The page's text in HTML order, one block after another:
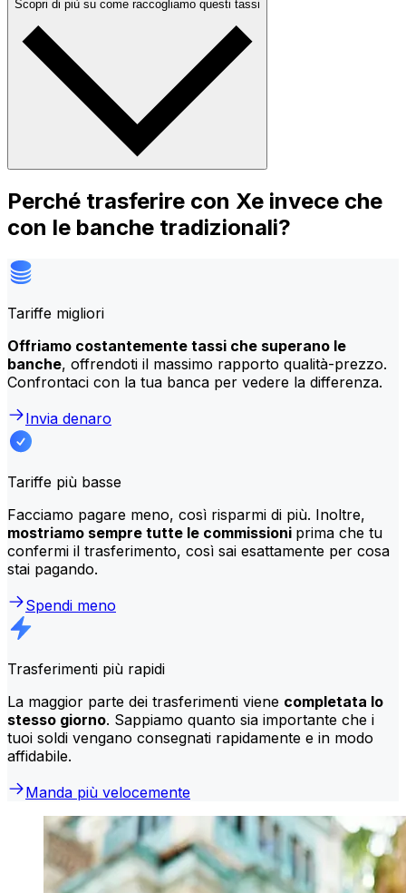
Scopri di più su come raccogliamo questi tassi
Perché trasferire con Xe invece che
con le banche tradizionali?
Tariffe migliori
Offriamo costantemente tassi che superano le
banche, offrendoti il massimo rapporto qualità-prezzo.
Confrontaci con la tua banca per vedere la differenza.
Invia denaro
Tariffe più basse
Facciamo pagare meno, così risparmi di più. Inoltre,
mostriamo sempre tutte le commissioni prima che tu
confermi il trasferimento, così sai esattamente per cosa
stai pagando.
Spendi meno
Trasferimenti più rapidi
La maggior parte dei trasferimenti viene completata lo
stesso giorno. Sappiamo quanto sia importante che i
tuoi soldi vengano consegnati rapidamente e in modo
affidabile.
Manda più velocemente